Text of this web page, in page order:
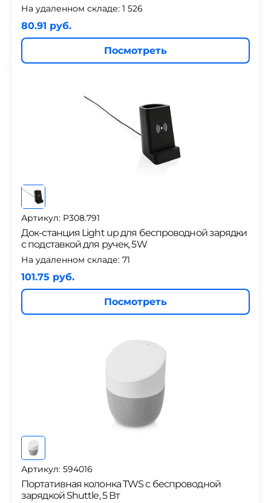
На удаленном складе: 1 526
80.91 руб.
Посмотреть
Артикул: P308.791
Док-станция Light up для беспроводной зарядки
с подставкой для ручек, 5W
На удаленном складе: 71
101.75 руб.
Посмотреть
Артикул: 594016
Портативная колонка TWS с беспроводной
зарядкой Shuttle, 5 Вт